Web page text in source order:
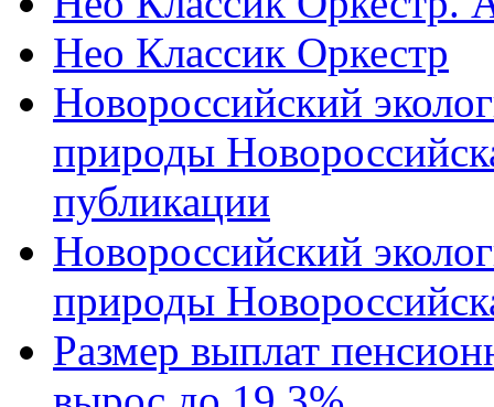
Нео Классик Оркестр
Новороссийский
природы
публикации
Новороссийский
природы
Размер выплат